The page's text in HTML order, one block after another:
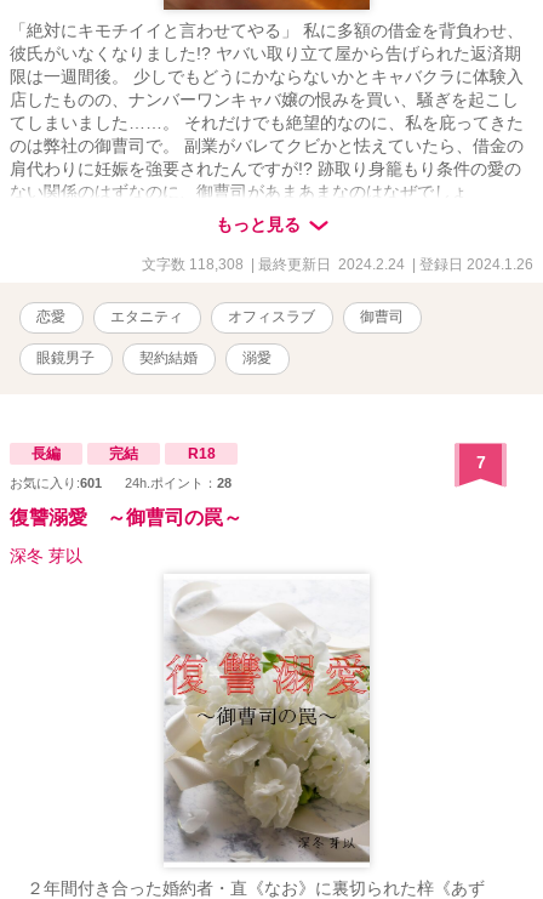
「絶対にキモチイイと言わせてやる」 私に多額の借金を背負わせ、
彼氏がいなくなりました!? ヤバい取り立て屋から告げられた返済期
限は一週間後。 少しでもどうにかならないかとキャバクラに体験入
店したものの、ナンバーワンキャバ嬢の恨みを買い、騒ぎを起こし
てしまいました……。 それだけでも絶望的なのに、私を庇ってきた
のは弊社の御曹司で。 副業がバレてクビかと怯えていたら、借金の
肩代わりに妊娠を強要されたんですが!? 跡取り身籠もり条件の愛の
ない関係のはずなのに、御曹司があまあまなのはなぜでしょ
う……？ 坂下花音 さかしたかのん 28歳 不動産会社『マグネイト
エステート』一般社員 真面目が服を着て歩いているような子 見た目
も真面目そのもの 恋に関しては夢を見がちで、そのせいで男に騙さ
ステート』開発本部長で御曹司 長男だけどなにやら訳ありであまり
跡取りとして望まれていない 人当たりがよくていい人 だけど本当は
強引!?
もっと見る
文字数 118,308 | 最終更新日 2024.2.24 | 登録日 2024.1.26
恋愛 エタニティ オフィスラブ 御曹司
眼鏡男子 契約結婚 溺愛
長編 完結 R18
お気に入り:601 24h.ポイント： 28
7
復讐溺愛 ～御曹司の罠～
深冬 芽以
２年間付き合った婚約者・直《なお》に裏切られた梓《あず